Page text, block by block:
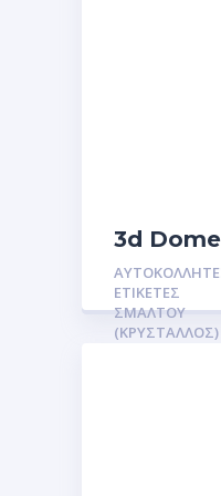
3d
3D
ΕΤΙΚΈΤΕΣ
ΣΜΆΛΤΟΥ
(ΚΡΥΣΤΑΛΛΟΣ)